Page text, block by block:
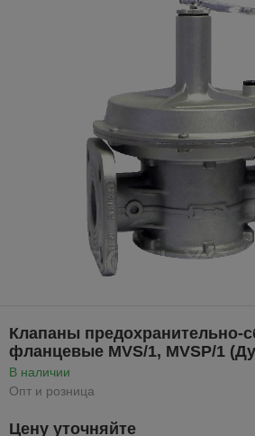
Клапаны предохранительно-
фланцевые MVS/1, MVSP/1
В наличии
Опт и розница
Цену уточняйте